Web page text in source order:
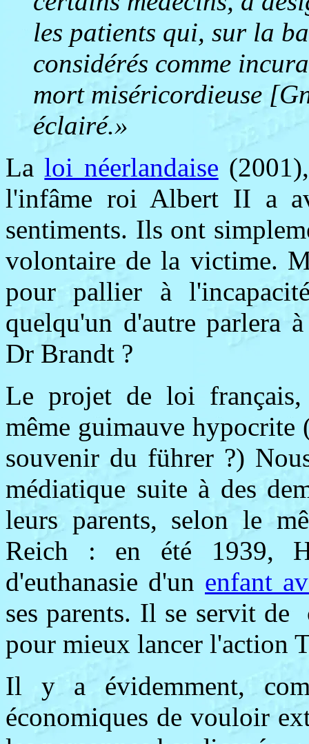
les patients qui, sur la
considérés comme
mort miséricordieuse
éclairé.»
Laloi néerlandaise
l'infâme roi Albert II a
sentiments. Ils ont
volontaire de la victime.
pour pallier à
quelqu'un d'autre parlera
Dr Brandt ?
Le projet de loi français,
même guimauve hypocrite
souvenir du führer ?)
médiatique suite à des
leurs parents, selon le
Reich : en été 1939,
d'euthanasie d'un enfant
ses parents. Il se servit de
pour mieux lancer l'action
Il y a évidemment,
économiques de vouloir